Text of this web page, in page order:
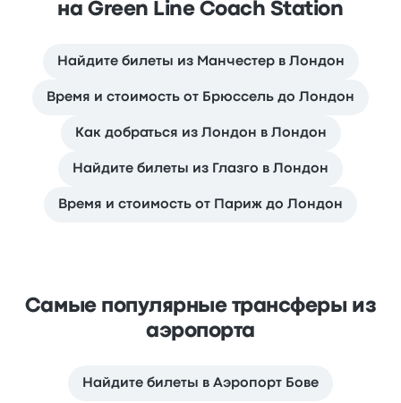
на Green Line Coach Station
Найдите билеты из Манчестер в Лондон
Время и стоимость от Брюссель до Лондон
Как добраться из Лондон в Лондон
Найдите билеты из Глазго в Лондон
Время и стоимость от Париж до Лондон
Самые популярные трансферы из
аэропорта
Найдите билеты в Аэропорт Бове